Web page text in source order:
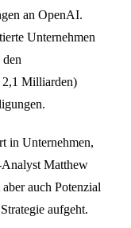
an OpenAI.
Unternehmen
2,1 Milliarden)
in Unternehmen,
Matthew
auch Potenzial
aufgeht.